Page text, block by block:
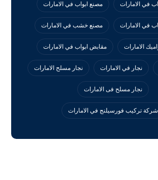
في الامارات مصنع ابواب في الامارات
في الامارات مصنع خشب في الامارات
الامارات مقابض ابواب في الامارات
نجار في الامارات نجار مسلح الامارات
نجار مسلح فى الامارات
‏شركة تركيب فورسيلنج في الامارات